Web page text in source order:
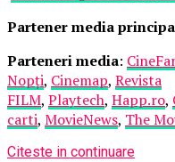
Partener media
Parteneri media:
Nopți, Cinemap, Revista
FILM, Playtech, Happ.ro,
carti, MovieNews, The
Citeste in continuare